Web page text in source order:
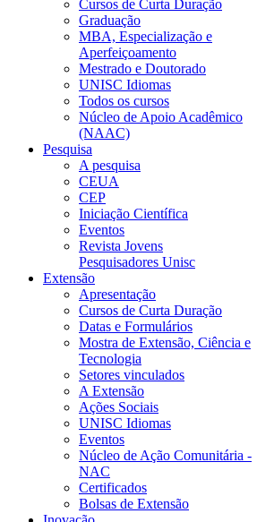
Cursos de Curta Duração
Graduação
MBA, Especialização e
Aperfeiçoamento
Mestrado e Doutorado
UNISC Idiomas
Todos os cursos
Núcleo de Apoio Acadêmico
(NAAC)
Pesquisa
A pesquisa
CEUA
CEP
Iniciação Científica
Eventos
Revista Jovens
Pesquisadores Unisc
Extensão
Apresentação
Cursos de Curta Duração
Datas e Formulários
Mostra de Extensão, Ciência e
Tecnologia
Setores vinculados
A Extensão
Ações Sociais
UNISC Idiomas
Eventos
Núcleo de Ação Comunitária -
NAC
Certificados
Bolsas de Extensão